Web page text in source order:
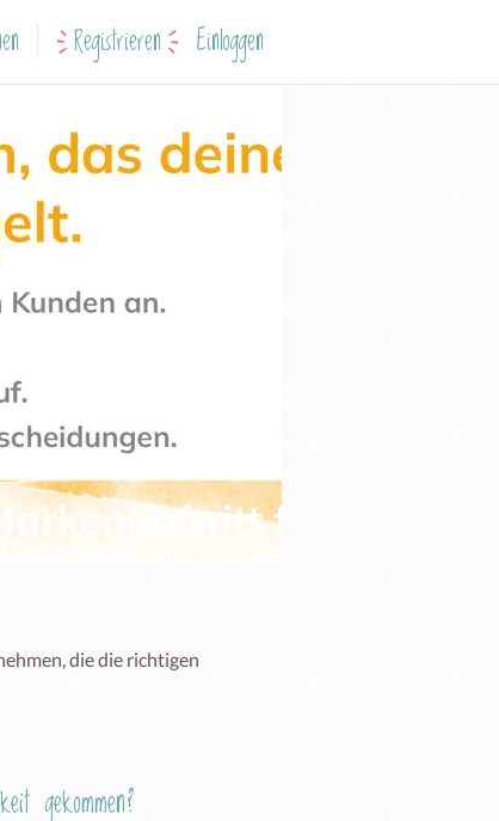
Registrieren Einloggen
die die richtigen
gekommen?